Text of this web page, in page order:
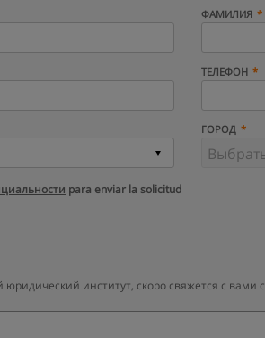
ФАМИЛИЯ
ТЕЛЕФОН
ГОРОД
para enviar la solicitud
институт, скоро свяжется с